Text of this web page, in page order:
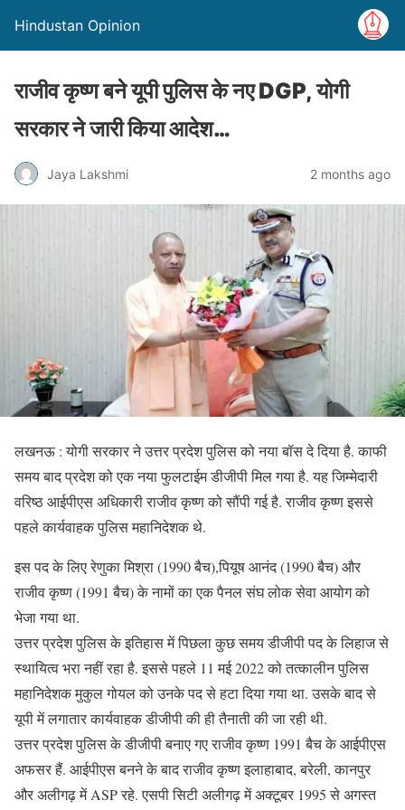
Hindustan Opinion
राजीव कृष्ण बने यूपी पुलिस के नए DGP, योगी
सरकार ने जारी किया आदेश…
Jaya Lakshmi 2 months ago
लखनऊ : योगी सरकार ने उत्तर प्रदेश पुलिस को नया बॉस दे दिया है. काफी
समय बाद प्रदेश को एक नया फुलटाईम डीजीपी मिल गया है. यह जिम्मेदारी
वरिष्ठ आईपीएस अधिकारी राजीव कृष्ण को सौंपी गई है. राजीव कृष्ण इससे
पहले कार्यवाहक पुलिस महानिदेशक थे.
इस पद के लिए रेणुका मिश्रा (1990 बैच),पियूष आनंद (1990 बैच) और
राजीव कृष्ण (1991 बैच) के नामों का एक पैनल संघ लोक सेवा आयोग को
भेजा गया था.
उत्तर प्रदेश पुलिस के इतिहास में पिछला कुछ समय डीजीपी पद के लिहाज से
स्थायित्व भरा नहीं रहा है. इससे पहले 11 मई 2022 को तत्कालीन पुलिस
महानिदेशक मुकुल गोयल को उनके पद से हटा दिया गया था. उसके बाद से
यूपी में लगातार कार्यवाहक डीजीपी की ही तैनाती की जा रही थी.
उत्तर प्रदेश पुलिस के डीजीपी बनाए गए राजीव कृष्ण 1991 बैच के आईपीएस
अफसर हैं. आईपीएस बनने के बाद राजीव कृष्ण इलाहाबाद, बरेली, कानपुर
और अलीगढ़ में ASP रहे. एसपी सिटी अलीगढ़ में अक्टूबर 1995 से अगस्त